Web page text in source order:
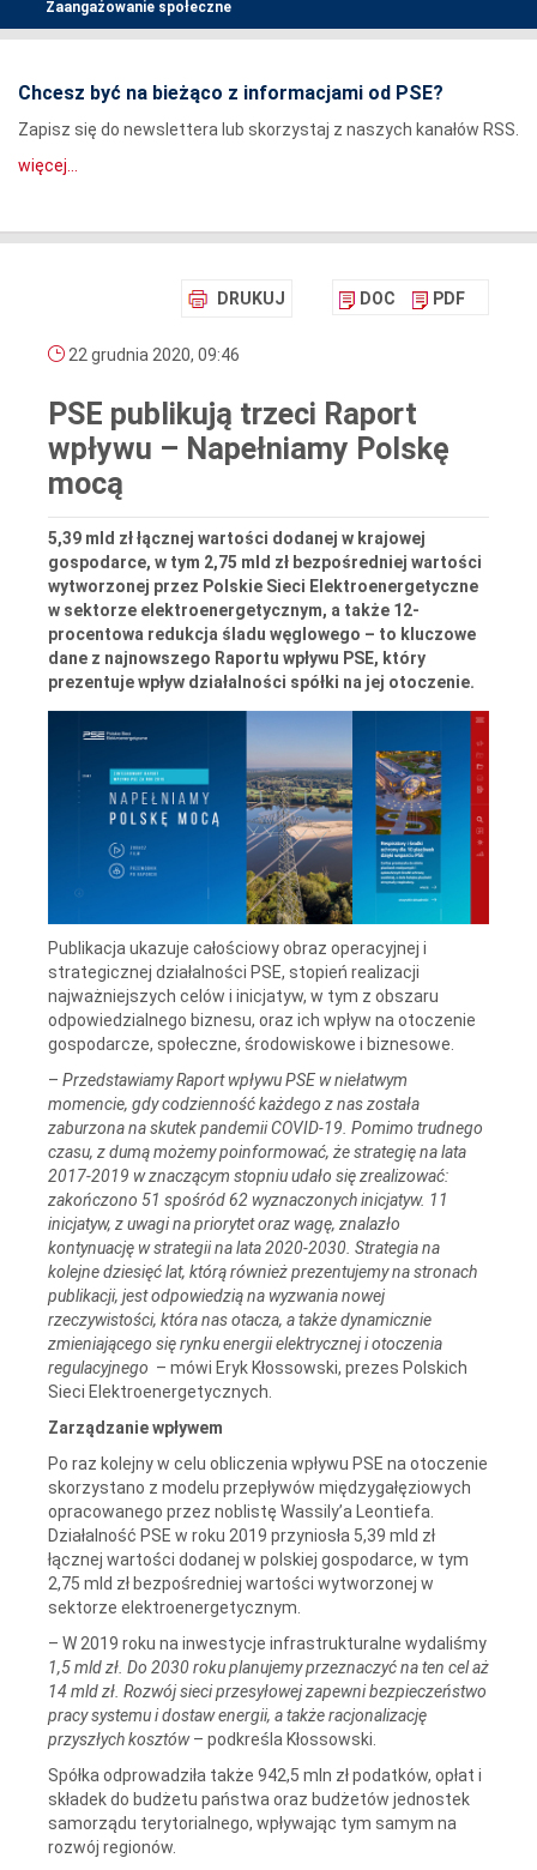
Zaangażowanie społeczne
Chcesz być na bieżąco z informacjami od PSE?
Zapisz się do newslettera lub skorzystaj z naszych kanałów RSS.
więcej...
DRUKUJ DOC PDF
22 grudnia 2020, 09:46
PSE publikują trzeci Raport
wpływu – Napełniamy Polskę
mocą
5,39 mld zł łącznej wartości dodanej w krajowej
gospodarce, w tym 2,75 mld zł bezpośredniej wartości
wytworzonej przez Polskie Sieci Elektroenergetyczne
w sektorze elektroenergetycznym, a także 12-
procentowa redukcja śladu węglowego – to kluczowe
dane z najnowszego Raportu wpływu PSE, który
prezentuje wpływ działalności spółki na jej otoczenie.
Publikacja ukazuje całościowy obraz operacyjnej i
strategicznej działalności PSE, stopień realizacji
najważniejszych celów i inicjatyw, w tym z obszaru
odpowiedzialnego biznesu, oraz ich wpływ na otoczenie
gospodarcze, społeczne, środowiskowe i biznesowe.
– Przedstawiamy Raport wpływu PSE w niełatwym
momencie, gdy codzienność każdego z nas została
zaburzona na skutek pandemii COVID-19. Pomimo trudnego
czasu, z dumą możemy poinformować, że strategię na lata
2017-2019 w znaczącym stopniu udało się zrealizować:
zakończono 51 spośród 62 wyznaczonych inicjatyw. 11
inicjatyw, z uwagi na priorytet oraz wagę, znalazło
kontynuację w strategii na lata 2020-2030. Strategia na
kolejne dziesięć lat, którą również prezentujemy na stronach
publikacji, jest odpowiedzią na wyzwania nowej
rzeczywistości, która nas otacza, a także dynamicznie
zmieniającego się rynku energii elektrycznej i otoczenia
regulacyjnego – mówi Eryk Kłossowski, prezes Polskich
Sieci Elektroenergetycznych.
Zarządzanie wpływem
Po raz kolejny w celu obliczenia wpływu PSE na otoczenie
skorzystano z modelu przepływów międzygałęziowych
opracowanego przez noblistę Wassily’a Leontiefa.
Działalność PSE w roku 2019 przyniosła 5,39 mld zł
łącznej wartości dodanej w polskiej gospodarce, w tym
2,75 mld zł bezpośredniej wartości wytworzonej w
sektorze elektroenergetycznym.
– W 2019 roku na inwestycje infrastrukturalne wydaliśmy
1,5 mld zł. Do 2030 roku planujemy przeznaczyć na ten cel aż
14 mld zł. Rozwój sieci przesyłowej zapewni bezpieczeństwo
pracy systemu i dostaw energii, a także racjonalizację
przyszłych kosztów– podkreśla Kłossowski.
Spółka odprowadziła także 942,5 mln zł podatków, opłat i
składek do budżetu państwa oraz budżetów jednostek
samorządu terytorialnego, wpływając tym samym na
rozwój regionów.